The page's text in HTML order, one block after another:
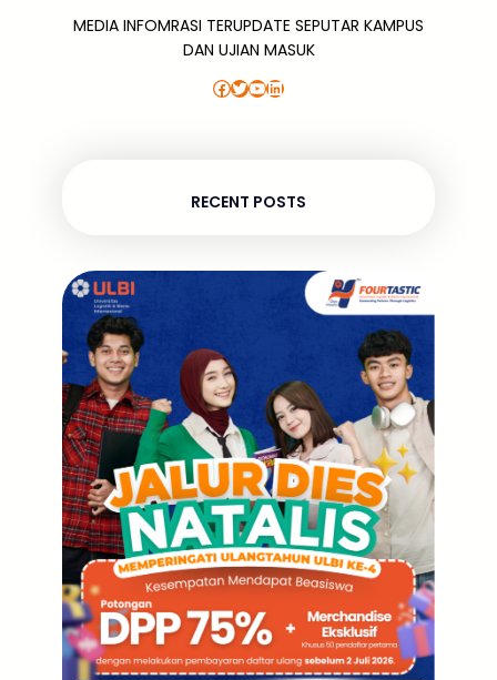
MEDIA INFOMRASI TERUPDATE SEPUTAR KAMPUS
DAN UJIAN MASUK
Facebook Twitter YouTube LinkedIn
RECENT POSTS